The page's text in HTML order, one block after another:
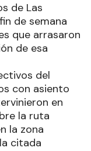
de Las
de semana
que arrasaron
de esa
del
con asiento
en
la ruta
la zona
citada